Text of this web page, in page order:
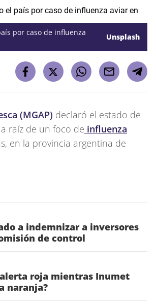
por caso de influenza
Unsplash
(MGAP) declaró el estado de
raíz de un foco de influenza
en la provincia argentina de
a indemnizar a inversores
de control
roja mientras Inumet
naranja?